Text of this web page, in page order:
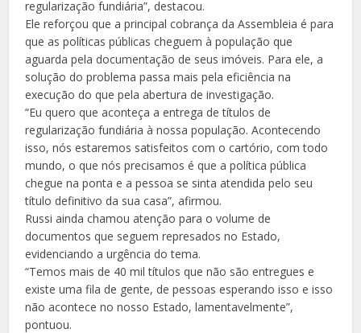
regularização fundiária”, destacou.
Ele reforçou que a principal cobrança da Assembleia é para
que as políticas públicas cheguem à população que
aguarda pela documentação de seus imóveis. Para ele, a
solução do problema passa mais pela eficiência na
execução do que pela abertura de investigação.
“Eu quero que aconteça a entrega de títulos de
regularização fundiária à nossa população. Acontecendo
isso, nós estaremos satisfeitos com o cartório, com todo
mundo, o que nós precisamos é que a política pública
chegue na ponta e a pessoa se sinta atendida pelo seu
título definitivo da sua casa”, afirmou.
Russi ainda chamou atenção para o volume de
documentos que seguem represados no Estado,
evidenciando a urgência do tema.
“Temos mais de 40 mil títulos que não são entregues e
existe uma fila de gente, de pessoas esperando isso e isso
não acontece no nosso Estado, lamentavelmente”,
pontuou.